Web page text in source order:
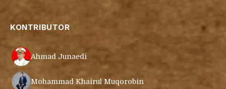
KONTRIBUTOR
Ahmad Junaedi
Mohammad Khairul Muqorobin